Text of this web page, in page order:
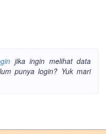
jika ingin melihat data
punya login? Yuk mari